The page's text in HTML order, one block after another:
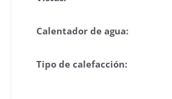
Calentador de agua:
Tipo de calefacción: